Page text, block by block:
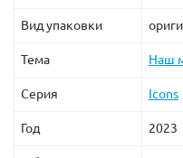
Вид упаковки
Тема Наш
Серия Icons
Год 2023